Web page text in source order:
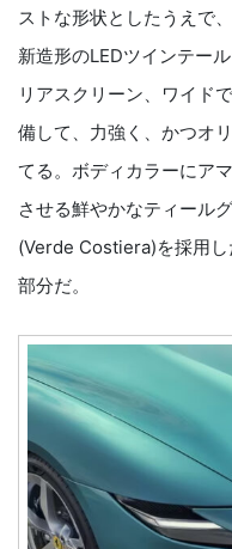
ストな形状としたうえで
新造形のLEDツインテー
リアスクリーン、ワイド
備して、力強く、かつオ
てる。ボディカラーにア
させる鮮やかなティール
(Verde Costiera)を採用
部分だ。